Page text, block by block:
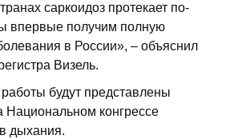
саркоидоз протекает по-
впервые получим полную
в России», – объяснил
Визель.
будут представлены
Национальном конгрессе
дыхания.